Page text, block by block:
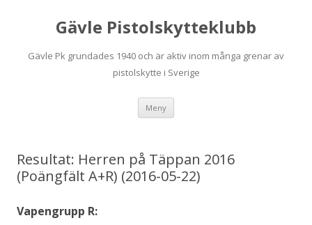
Gävle Pistolskytteklubb
Gävle Pk grundades 1940 och är aktiv inom många grenar av
pistolskytte i Sverige
Meny
Resultat: Herren på Täppan 2016
(Poängfält A+R) (2016-05-22)
Vapengrupp R: